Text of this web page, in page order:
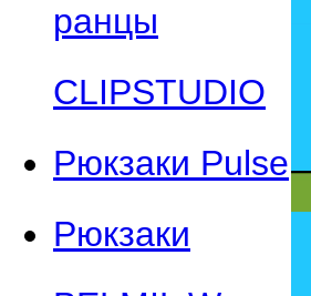
ранцы
CLIPSTUDIO
Рюкзаки Pulse
Рюкзаки